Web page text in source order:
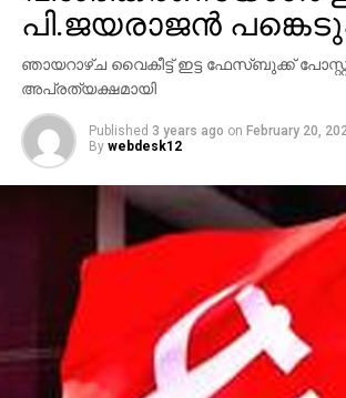
പി.ജയരാജന്‍
ഞായറാഴ്ച വൈകീട്ട് ഇട്ട ഫേസ്ബുക്ക് പോസ്റ്റ്
അപ്രത്യക്ഷമായി
Published 3 years ago on February 20,
By webdesk12